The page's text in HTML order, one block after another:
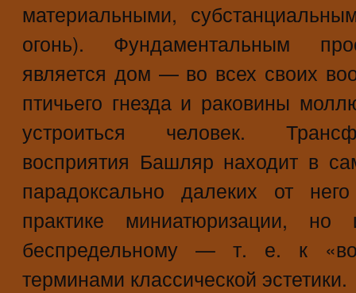
материальными,
огонь). Фундаментальным
является дом — во всех своих
птичьего гнезда и раковины
устроиться человек.
восприятия Башляр находит в
парадоксально далеких от
практике миниатюризации,
беспредельному — т. е. к
терминами классической эстетики.